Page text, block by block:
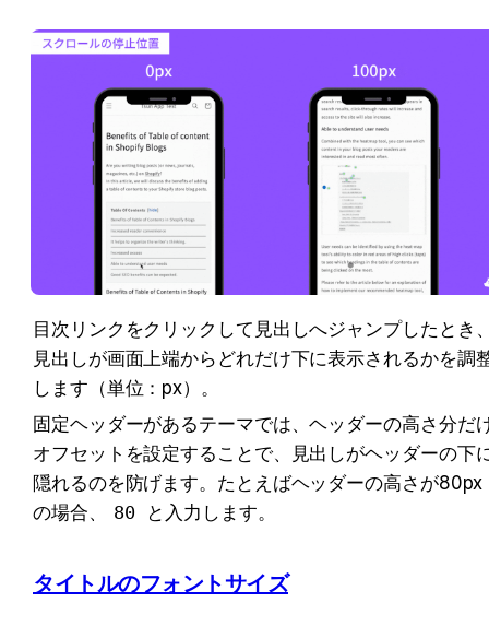
目次リンクをクリックして見出しへジャンプしたとき
見出しが画面上端からどれだけ下に表示されるかを調
します（単位：px）。
固定ヘッダーがあるテーマでは、ヘッダーの高さ分だ
オフセットを設定することで、見出しがヘッダーの下
隠れるのを防げます。たとえばヘッダーの高さが80px
の場合、
80 と入力します。
タイトルのフォントサイズ